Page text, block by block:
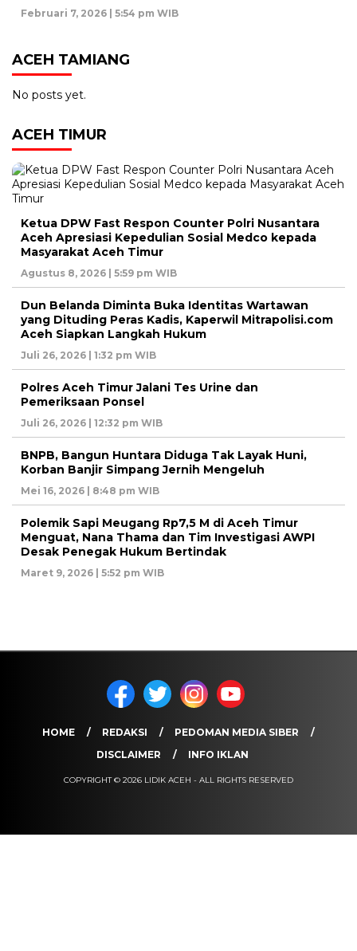
Februari 7, 2026 | 5:54 pm WIB
ACEH TAMIANG
No posts yet.
ACEH TIMUR
Ketua DPW Fast Respon Counter Polri Nusantara
Aceh Apresiasi Kepedulian Sosial Medco kepada
Masyarakat Aceh Timur
Agustus 8, 2026 | 5:59 pm WIB
Dun Belanda Diminta Buka Identitas Wartawan
yang Dituding Peras Kadis, Kaperwil Mitrapolisi.com
Aceh Siapkan Langkah Hukum
Juli 26, 2026 | 1:32 pm WIB
Polres Aceh Timur Jalani Tes Urine dan
Pemeriksaan Ponsel
Juli 26, 2026 | 12:32 pm WIB
BNPB, Bangun Huntara Diduga Tak Layak Huni,
Korban Banjir Simpang Jernih Mengeluh
Mei 16, 2026 | 8:48 pm WIB
Polemik Sapi Meugang Rp7,5 M di Aceh Timur
Menguat, Nana Thama dan Tim Investigasi AWPI
Desak Penegak Hukum Bertindak
Maret 9, 2026 | 5:52 pm WIB
HOME REDAKSI
PEDOMAN MEDIA SIBER
DISCLAIMER
INFO IKLAN
COPYRIGHT © 2026 LIDIK ACEH - ALL RIGHTS RESERVED